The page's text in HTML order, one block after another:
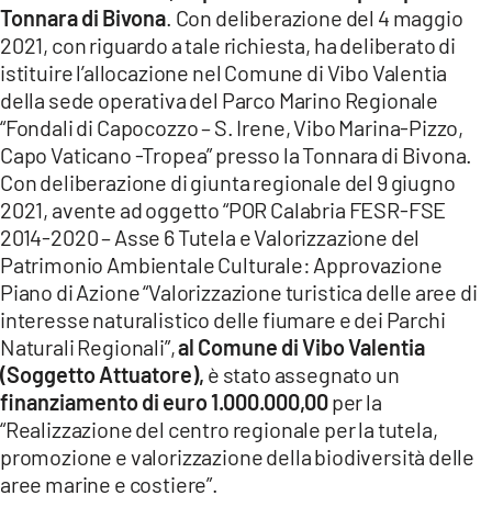
Tonnara di Bivona. Con deliberazione del 4 maggio
2021, con riguardo a tale richiesta, ha deliberato di
istituire l’allocazione nel Comune di Vibo Valentia
della sede operativa del Parco Marino Regionale
“Fondali di Capocozzo – S. Irene, Vibo Marina-Pizzo,
Capo Vaticano -Tropea” presso la Tonnara di Bivona.
Con deliberazione di giunta regionale del 9 giugno
2021, avente ad oggetto “POR Calabria FESR-FSE
2014-2020 – Asse 6 Tutela e Valorizzazione del
Patrimonio Ambientale Culturale: Approvazione
Piano di Azione “Valorizzazione turistica delle aree di
interesse naturalistico delle fiumare e dei Parchi
Naturali Regionali”,al Comune di Vibo Valentia
(Soggetto Attuatore), è stato assegnato un
finanziamento di euro 1.000.000,00per la
“Realizzazione del centro regionale per la tutela,
promozione e valorizzazione della biodiversità delle
aree marine e costiere”.